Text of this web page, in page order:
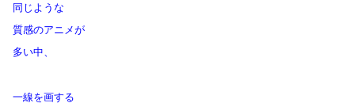
同じような
質感のアニメが
多い中、
一線を画する